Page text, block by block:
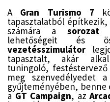
A Gran Turismo 7
tapasztalatból
számára a sorozat
lehetőségeit és
vezetésszimulátor
tapasztalt, akár
tuningoló,
meg szenvedélyedet
gyűjteményében,
aGT Campaign, az